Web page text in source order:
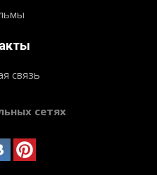
связь
сетях